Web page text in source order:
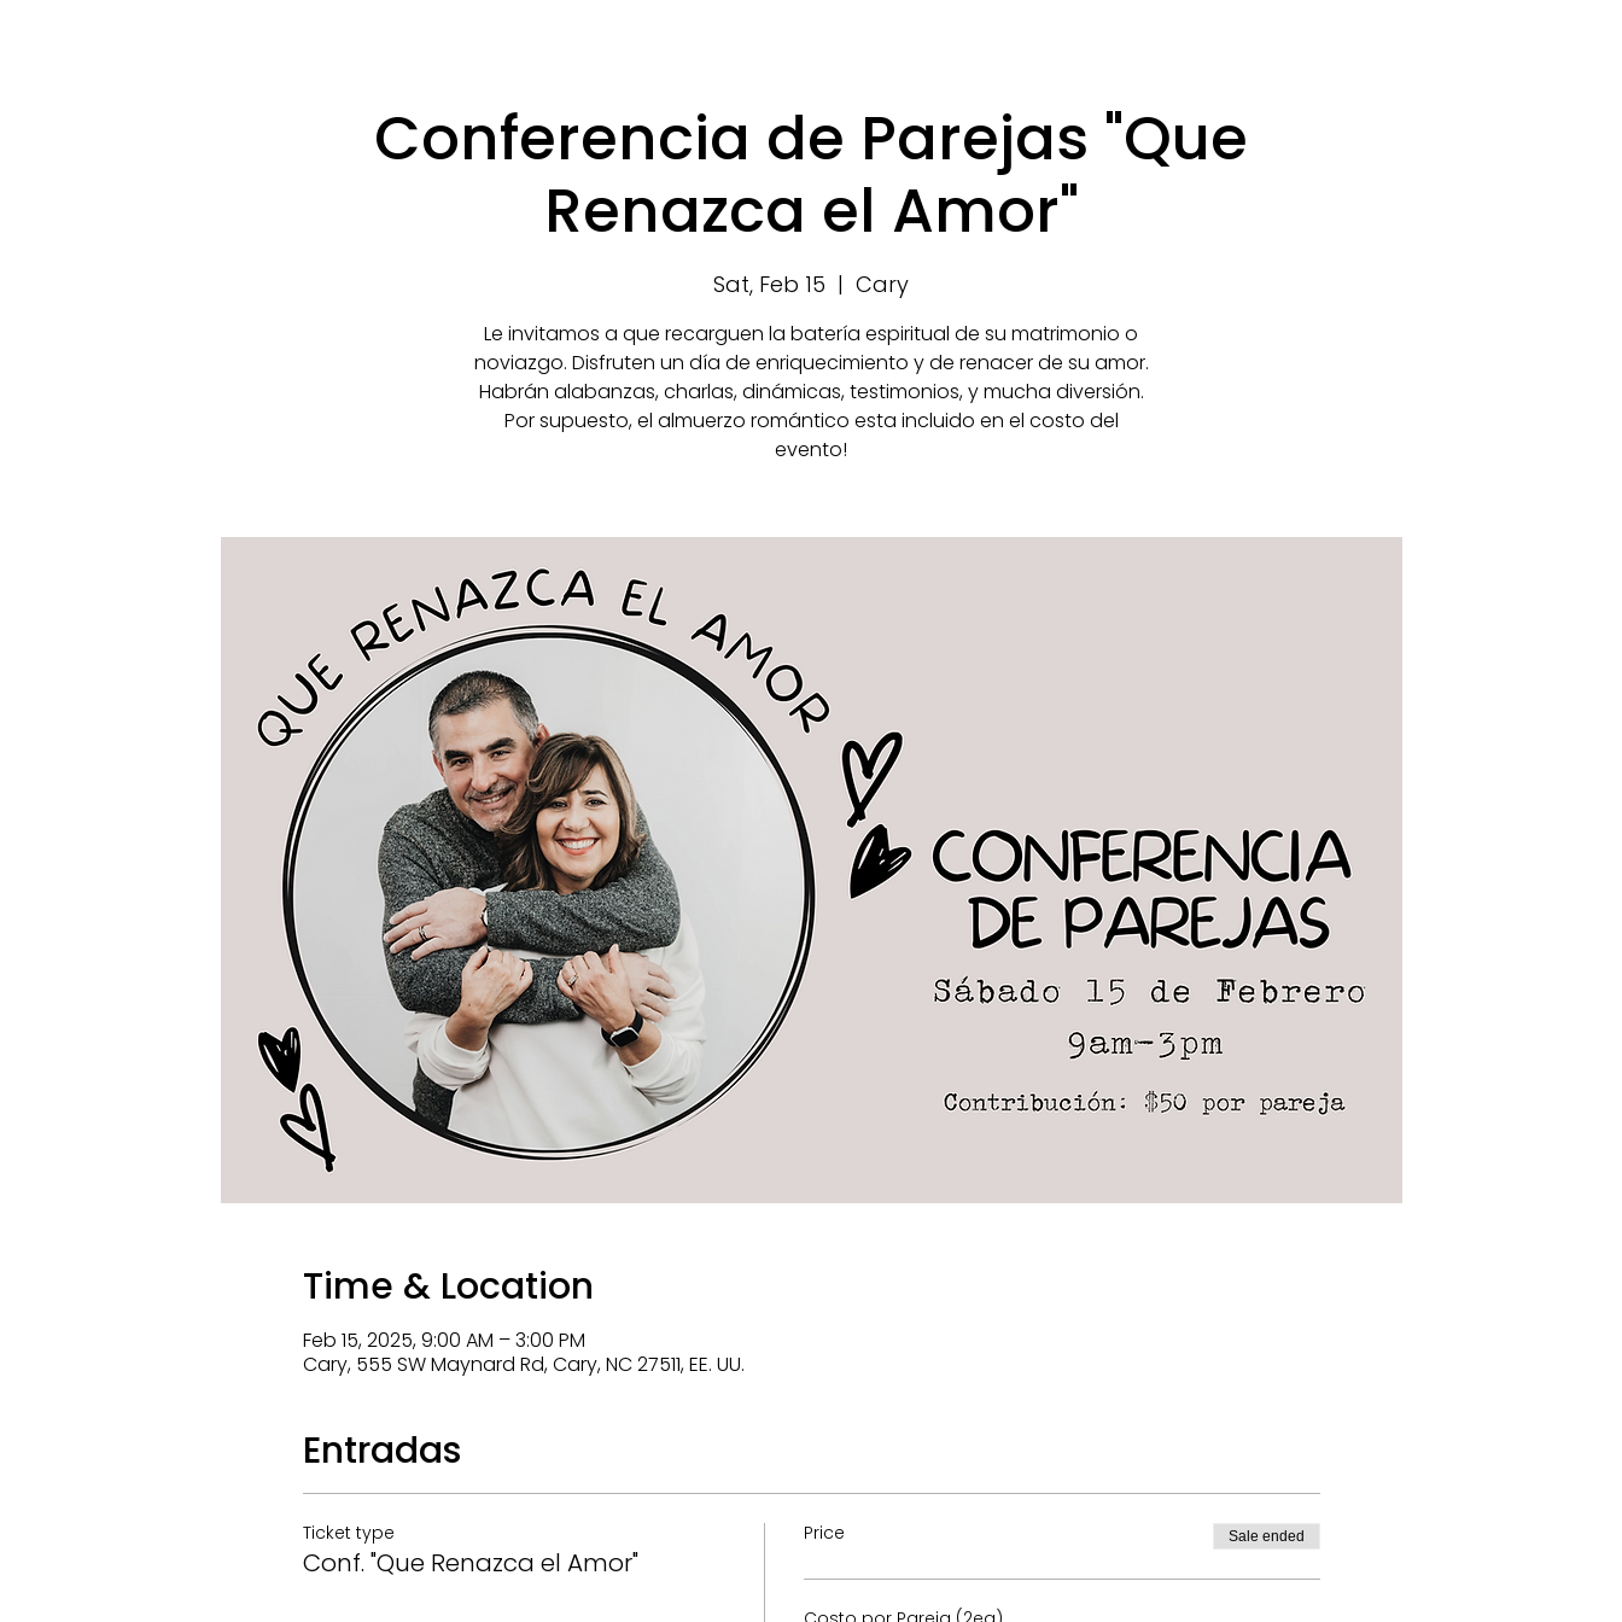
Conferencia de Parejas "Que
Renazca el Amor"
Sat, Feb 15
  |
Cary
Le invitamos a que recarguen la batería espiritual de su matrimonio o
noviazgo. Disfruten un día de enriquecimiento y de renacer de su amor.
Habrán alabanzas, charlas, dinámicas, testimonios, y mucha diversión.
Por supuesto, el almuerzo romántico esta incluido en el costo del
evento!
Time & Location
Feb 15, 2025, 9:00 AM – 3:00 PM
Cary, 555 SW Maynard Rd, Cary, NC 27511, EE. UU.
Entradas
Ticket type
Conf. "Que Renazca el Amor"
Price Sale ended